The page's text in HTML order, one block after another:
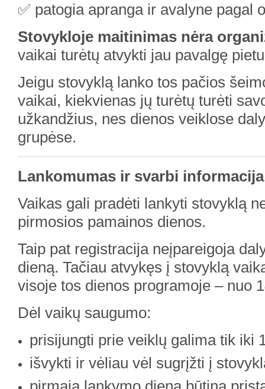
✅ patogia apranga ir avalyne pagal
Stovykloje maitinimas nėra
vaikai turėtų atvykti jau pavalgę
Jeigu stovyklą lanko tos pačios
vaikai, kiekvienas jų turėtų turėti
užkandžius, nes dienos veiklose
grupėse.
Lankomumas ir svarbi informacija
Vaikas gali pradėti lankyti stovyklą
pirmosios pamainos dienos.
Taip pat registracija neįpareigoja
dieną. Tačiau atvykęs į stovyklą
visoje tos dienos programoje – nuo
Dėl vaikų saugumo:
prisijungti prie veiklų galima tik iki
išvykti ir vėliau vėl sugrįžti į